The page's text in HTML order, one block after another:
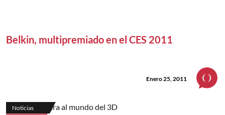
Belkin, multipremiado en el CES 2011
Enero 25, 2011
Noticias